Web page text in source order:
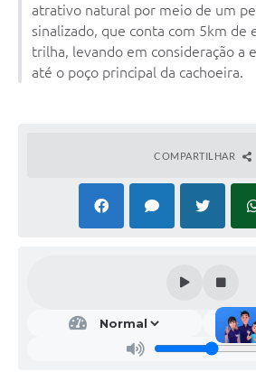
atrativo natural por meio de um
sinalizado, que conta com 5km de
trilha, levando em consideração a
até o poço principal da cachoeira.
COMPARTILHAR